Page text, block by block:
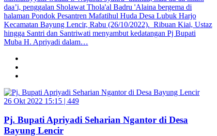
daa’i, penggalan Sholawat Thola'al Badru 'Alaina bergema di
halaman Pondok Pesantren Mafatihul Huda Desa Lubuk Harjo
Kecamatan Bayung Lencir, Rabu (26/10/2022). Ribuan Kiai, Ustaz
hingga Santri dan Santriwati menyambut kedatangan Pj Bupati
Muba H. Apriyadi dalam…
26 Okt 2022 15:15 | 449
Pj. Bupati Apriyadi Seharian Ngantor di Desa
Bayung Lencir